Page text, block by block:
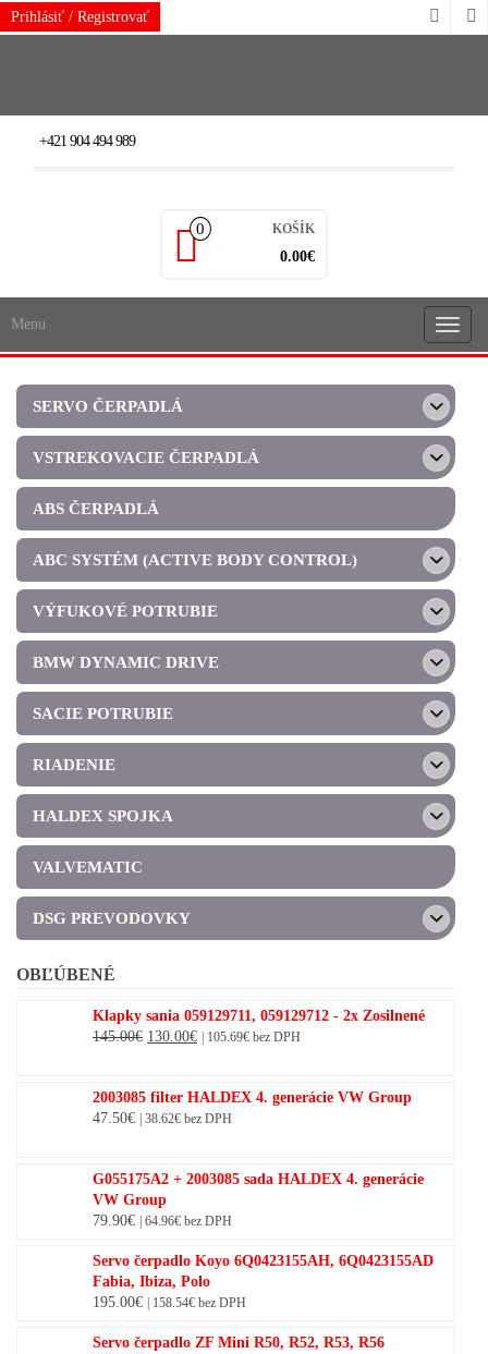
Skip
to
Prihlásiť / Registrovať
+421 904 494 989
0 KOŠÍK
0.00€
Menu
SERVO ČERPADLÁ
VSTREKOVACIE ČERPADLÁ
ABS ČERPADLÁ
ABC SYSTÉM (ACTIVE BODY CONTROL)
VÝFUKOVÉ POTRUBIE
BMW DYNAMIC DRIVE
SACIE POTRUBIE
RIADENIE
HALDEX SPOJKA
VALVEMATIC
DSG PREVODOVKY
OBĽÚBENÉ
Klapky sania 059129711, 059129712 - 2x Zosilnené
145.00€ Original
145.00€.
130.00€Current
130.00€.
105.69€ bez DPH
2003085 filter HALDEX 4. generácie VW Group
47.50€ 38.62€ bez DPH
G055175A2 + 2003085 sada HALDEX 4. generácie
VW Group
79.90€ 64.96€ bez DPH
Servo čerpadlo Koyo 6Q0423155AH, 6Q0423155AD
Fabia, Ibiza, Polo
195.00€ 158.54€ bez DPH
Servo čerpadlo ZF Mini R50, R52, R53, R56